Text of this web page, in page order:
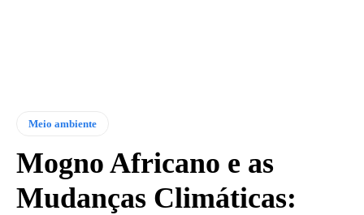
Meio ambiente
Mogno Africano e as
Mudanças Climáticas: